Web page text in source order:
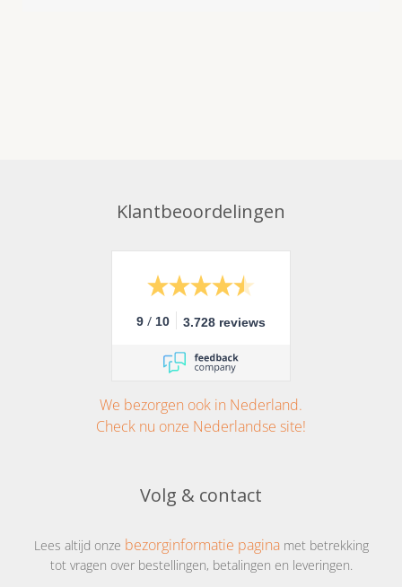
Klantbeoordelingen
9 / 10 3.728 reviews
We bezorgen ook in Nederland.
Check nu onze Nederlandse site!
Volg & contact
Lees altijd onze bezorginformatie paginamet betrekking
tot vragen over bestellingen, betalingen en leveringen.